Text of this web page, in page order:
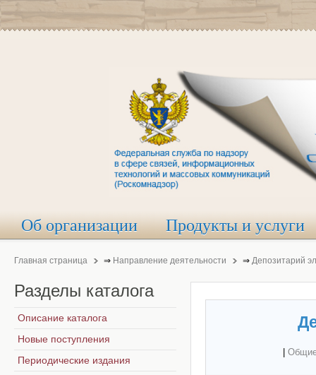
Об организации Продукты и услуги
Главная страница ⇒ Направление деятельности ⇒ Депозитарий
Разделы каталога
Описание каталога
Новые поступления
Периодические издания